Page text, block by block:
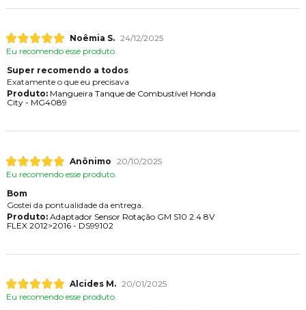
Noêmia S. 24/12/2025
Eu recomendo esse produto.
Super recomendo a todos
Exatamente o que eu precisava
Produto:Mangueira Tanque de Combustível Honda
City - MG4089
Anônimo 20/10/2025
Eu recomendo esse produto.
Bom
Gostei da pontualidade da entrega.
Produto:Adaptador Sensor Rotação GM S10 2.4 8V
FLEX 2012>2016 - DS99102
Alcides M. 20/01/2025
Eu recomendo esse produto.